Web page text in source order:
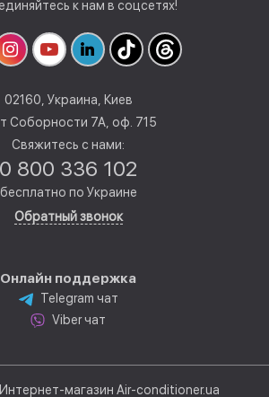
к нам в соцсетях!
02160, Украина, Киев
Соборности 7А, оф. 715
Свяжитесь с нами:
0 800 336 102
бесплатно по Украине
Обратный звонок
Онлайн поддержка
Telegram чат
Viber чат
магазин Air-conditioner.ua